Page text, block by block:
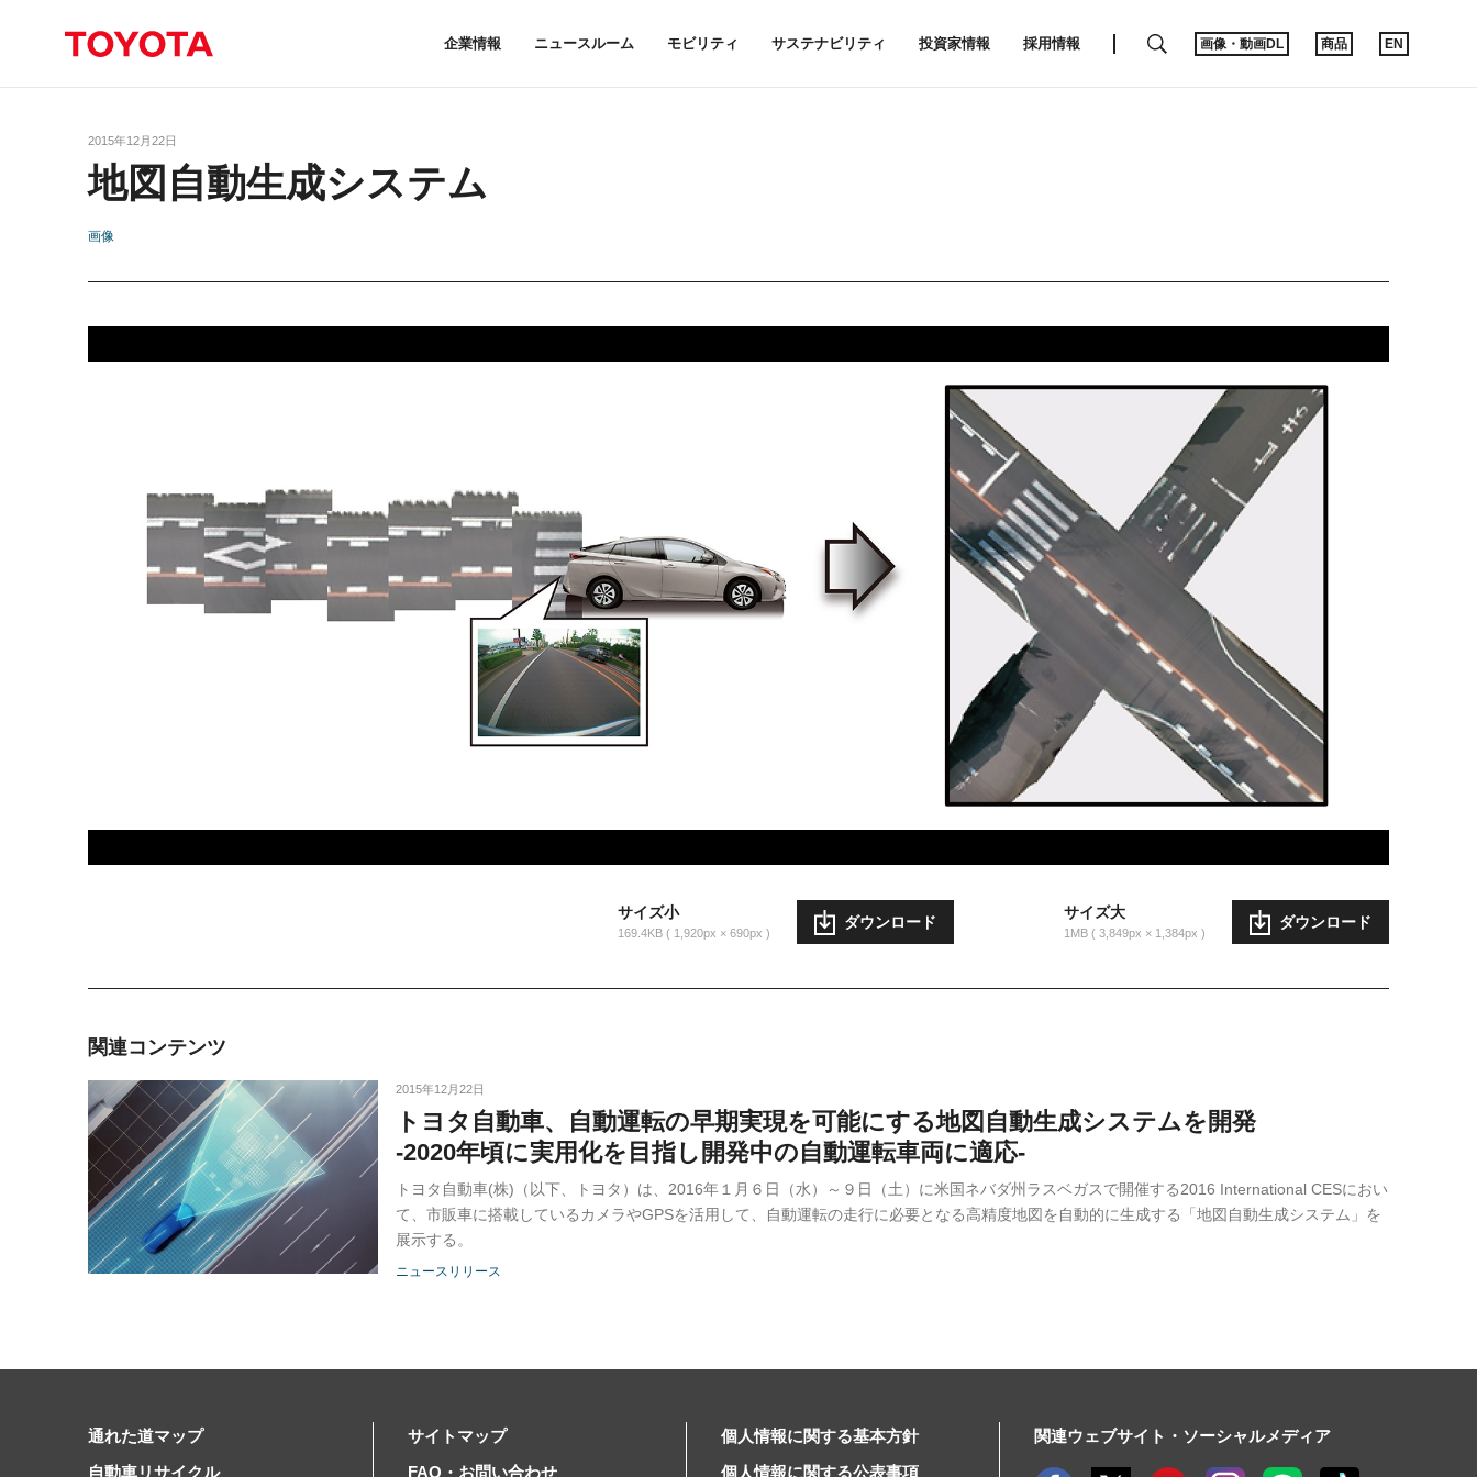
企業情報 ニュースルーム モビリティ サステナビリティ 投資家情報 採用情報 SEARCH画像・動画DL 商品 EN
2015年12月22日
地図自動生成システム
画像
サイズ小
169.4KB 1,920px × 690px
ダウンロード
サイズ大
1MB 3,849px × 1,384px
ダウンロード
関連コンテンツ
2015年12月22日
トヨタ自動車、自動運転の早期実現を可能にする地図自動生成システムを開発
-2020年頃に実用化を目指し開発中の自動運転車両に適応-
トヨタ自動車(株)（以下、トヨタ）は、2016年１月６日（水）～９日（土）に米国ネバダ州ラスベガスで開催する2016 International CESにおい
て、市販車に搭載しているカメラやGPSを活用して、自動運転の走行に必要となる高精度地図を自動的に生成する「地図自動生成システム」を
展示する。
ニュースリリース
通れた道マップ
自動車リサイクル
サイトマップ
FAQ・お問い合わせ
個人情報に関する基本方針
個人情報に関する公表事項
関連ウェブサイト・ソーシャルメディア